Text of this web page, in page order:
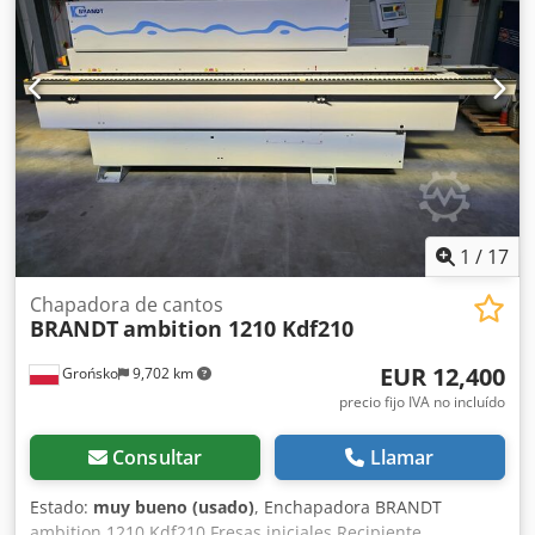
1 / 17
Grońsko 9,702 km
Chapadora de cantos
BRANDTambition 1210 Kdf210
EUR 12,400
precio fijo IVA no incluído
Consultar Llamar
Estado: muy bueno (usado), Enchapadora BRANDT